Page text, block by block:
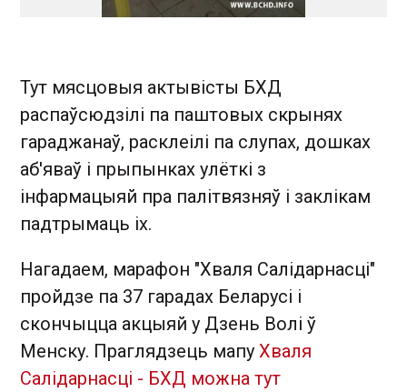
Тут мясцовыя актывісты БХД
распаўсюдзілі па паштовых скрынях
гараджанаў, расклеілі па слупах, дошках
аб'яваў і прыпынках улёткі з
інфармацыяй пра палітвязняў і заклікам
падтрымаць іх.
Нагадаем, марафон "Хваля Салідарнасці"
пройдзе па 37 гарадах Беларусі і
скончыцца акцыяй у Дзень Волі ў
Менску. Праглядзець мапу Хваля
Салідарнасці - БХД можна тут